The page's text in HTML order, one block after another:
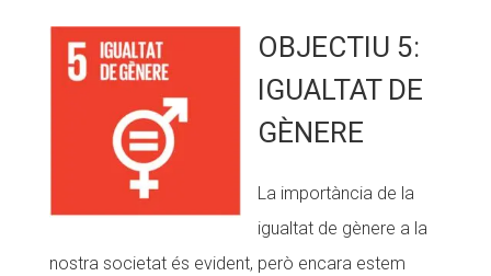
OBJECTIU 5:
IGUALTAT DE
GÈNERE
La importància de la
igualtat de gènere a la
nostra societat és evident, però encara estem